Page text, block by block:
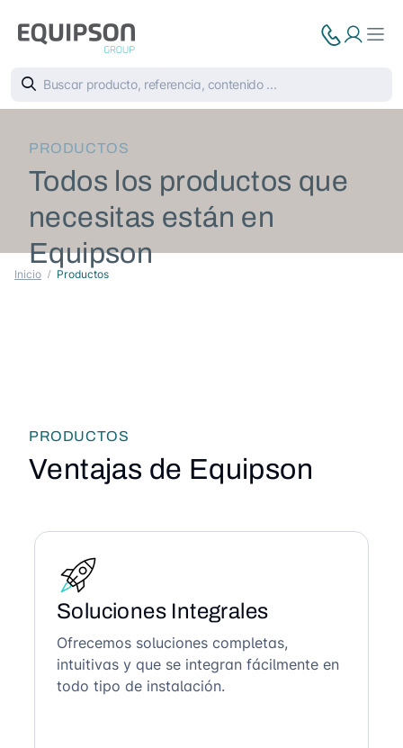
PRODUCTOS
Todos los productos que
necesitas están en
Equipson
Inicio Productos
PRODUCTOS
Ventajas de Equipson
Soluciones Integrales
Ofrecemos soluciones completas,
intuitivas y que se integran fácilmente en
todo tipo de instalación.